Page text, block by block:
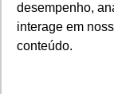
desempenho,
interage em
conteúdo.
Corte da